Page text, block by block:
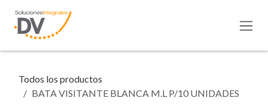
Todos los productos
BATA VISITANTE BLANCA M.L P/10 UNIDADES